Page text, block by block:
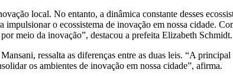
local. No entanto, a dinâmica constante desses
o ecossistema de inovação em nossa cidade.
meio da inovação”, destacou a prefeita Elizabeth Schmidt.
ressalta as diferenças entre as duas leis. “A
os ambientes de inovação em nossa cidade”, afirma.